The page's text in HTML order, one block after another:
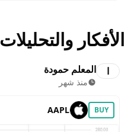
الأفكار والتحليلات
ا المعلم حمودة
منذ شهر
BUY
AAPL